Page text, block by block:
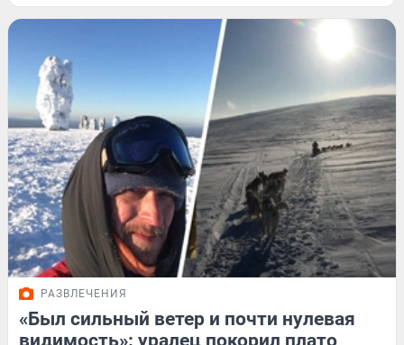
РАЗВЛЕЧЕНИЯ
«Был сильный ветер и почти нулевая
видимость»: уралец покорил плато